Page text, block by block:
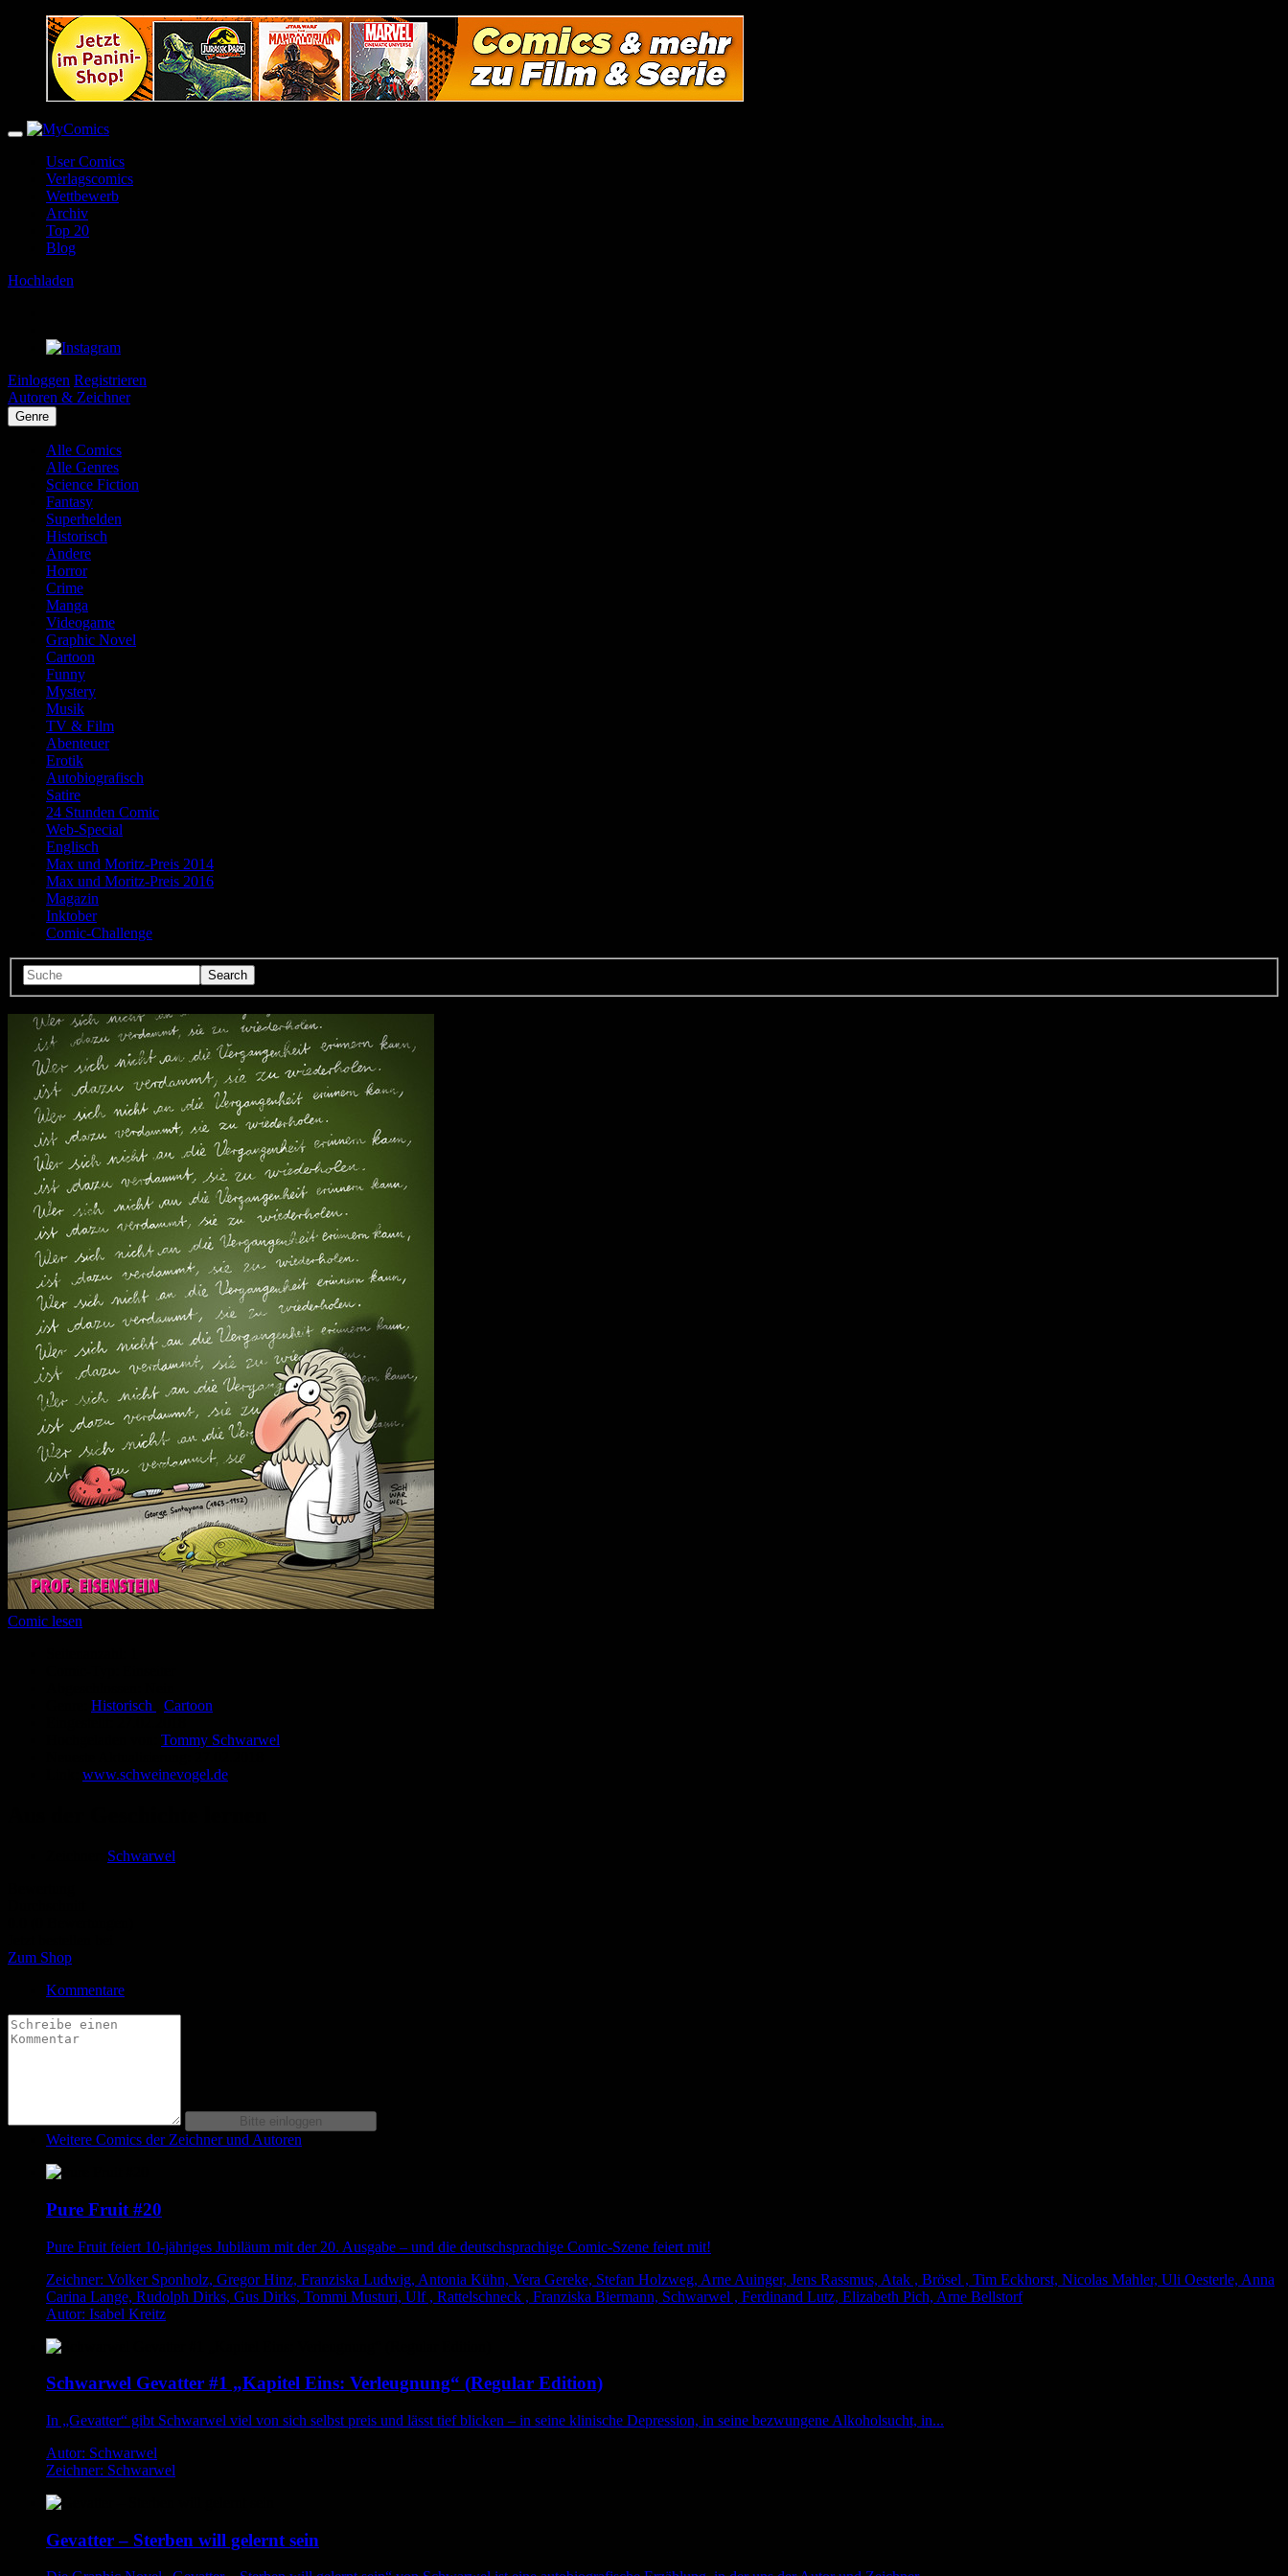
User Comics
Verlagscomics
Wettbewerb
Archiv
Top 20
Blog
Hochladen
Einloggen Registrieren
Autoren & Zeichner
Genre
Alle Comics
Alle Genres
Science Fiction
Fantasy
Superhelden
Historisch
Andere
Horror
Crime
Manga
Videogame
Graphic Novel
Cartoon
Funny
Mystery
Musik
TV & Film
Abenteuer
Erotik
Autobiografisch
Satire
24 Stunden Comic
Web-Special
Englisch
Max und Moritz-Preis 2014
Max und Moritz-Preis 2016
Magazin
Inktober
Comic-Challenge
Comic lesen
Historisch
Cartoon
Tommy Schwarwel
www.schweinevogel.de
Schwarwel
Zum Shop
Kommentare
Weitere Comics der Zeichner und Autoren
Pure Fruit #20
Pure Fruit feiert 10-jähriges Jubiläum mit der 20. Ausgabe – und die deutschsprachige Comic-Szene feiert mit!
Zeichner: Volker Sponholz, Gregor Hinz, Franziska Ludwig, Antonia Kühn, Vera Gereke, Stefan Holzweg, Arne Auinger, Jens Rassmus, Atak , Brösel , Tim Eckhorst, Nicolas Mahler, Uli Oesterle, Anna
Carina Lange, Rudolph Dirks, Gus Dirks, Tommi Musturi, Ulf , Rattelschneck , Franziska Biermann, Schwarwel , Ferdinand Lutz, Elizabeth Pich, Arne Bellstorf
Autor: Isabel Kreitz
Schwarwel Gevatter #1 „Kapitel Eins: Verleugnung“ (Regular Edition)
In „Gevatter“ gibt Schwarwel viel von sich selbst preis und lässt tief blicken – in seine klinische Depression, in seine bezwungene Alkoholsucht, in...
Autor: Schwarwel
Zeichner: Schwarwel
Gevatter – Sterben will gelernt sein